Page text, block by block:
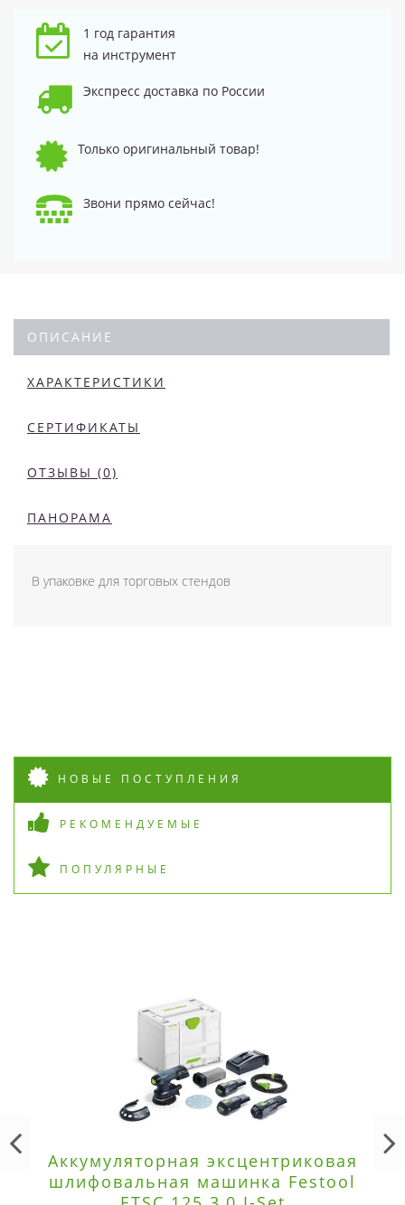
1 год гарантия
на инструмент
Экспресс доставка по России
Только оригинальный товар!
Звони прямо сейчас!
ОПИСАНИЕ
ХАРАКТЕРИСТИКИ
СЕРТИФИКАТЫ
ОТЗЫВЫ (0)
ПАНОРАМА
В упаковке для торговых стендов
НОВЫЕ ПОСТУПЛЕНИЯ
РЕКОМЕНДУЕМЫЕ
ПОПУЛЯРНЫЕ
Аккумуляторная эксцентриковая
шлифовальная машинка Festool